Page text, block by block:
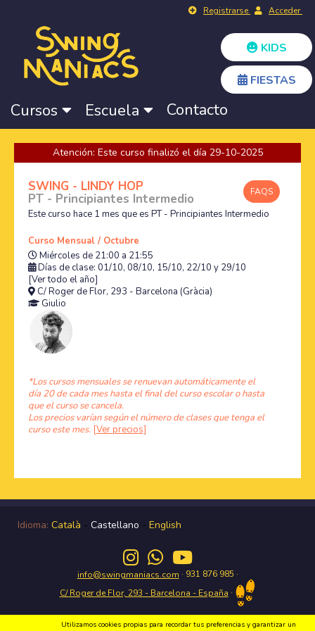
Registrarse Acceder
KIDS
FIESTAS
Cursos Escuela Contacto
Atención: Este curso finalizó el día 29-10-2025
FAQS
SWING - LINDY HOP
PT - Principiantes Intermedio
Este curso hace 1 mes que es PT - Principiantes Intermedio
Curso Mensual / Octubre
Miércoles de 21:00 a 21:55
Días de clase: 01/10, 08/10, 15/10, 22/10 y 29/10
[Ver todo el año]
C/ Roger de Flor, 293 - Barcelona (Gràcia)
Giulio
*Los cursos mensuales se renuevan automáticamente el
día 20 de cada mes hasta el final del curso escolar o hasta
que el curso se cancela.
Los precios varían según el número de clases que tenga el
curso este mes. [Ver precios]
Idioma: Català - Castellano - English
info@swingmaniacs.com · 931 876 985 ·
C/ Roger de Flor, 293 - Barcelona - España ·
Utilizamos cookies propias para recordar tus preferencias y garantizar un